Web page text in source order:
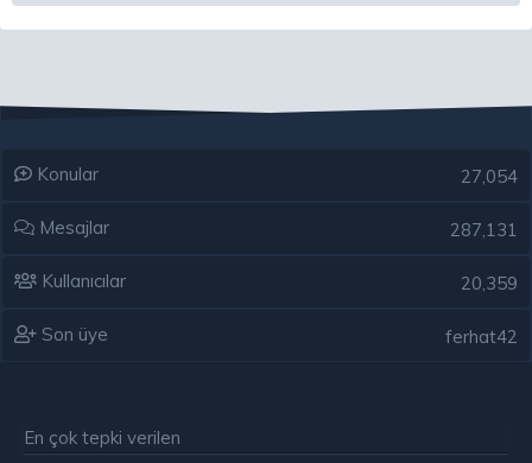
Konular 27,054
Mesajlar 287,131
Kullanıcılar 20,359
Son üye ferhat42
En çok tepki verilen